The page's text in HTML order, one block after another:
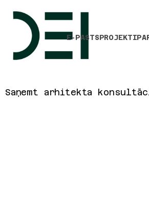
E-PASTSPROJEKTI
Saņemt arhitekta